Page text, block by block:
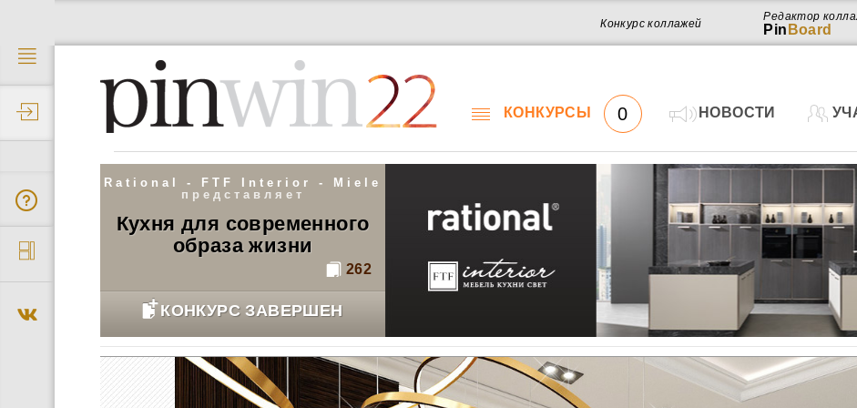
Редактор
Pin Board
Конкурс коллажей
22 КОНКУРСЫ 0 НОВОСТИ
Rational - FTF Interior - Miele
представляет
Кухня для современного
образа жизни
262
КОНКУРС ЗАВЕРШЕН
Работ